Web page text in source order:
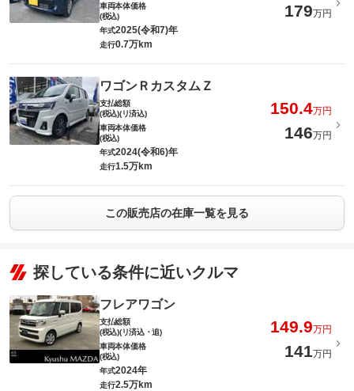
車両本体価格
(税込)
179万円
年式2025(令和7)年
走行0.7万km
ワゴンＲカスタムＺ
支払総額
(税込)(リ済込)
150.4万円
車両本体価格
(税込)
146万円
年式2024(令和6)年
走行1.5万km
この販売店の在庫一覧を見る
探している条件に近いクルマ
フレアワゴン
支払総額
(税込)(リ済込・追)
149.9万円
車両本体価格
(税込)
141万円
年式2024年
走行2.5万km